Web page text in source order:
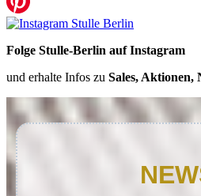
Folge Stulle-Berlin auf Instagram
und erhalte Infos zu Sales, Aktionen,